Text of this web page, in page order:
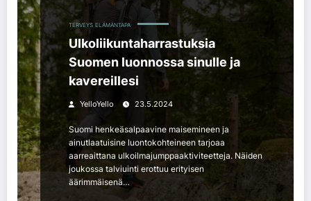
TERVEYS ELÄMÄNTAPA
Ulkoliikuntaharrastuksia
Suomen luonnossa sinulle ja
kavereillesi
YelloYello 23.5.2024
Suomi henkeäsalpaavine maisemineen ja
ainutlaatuisine luontokohteineen tarjoaa
aarreaittana ulkoilmajumppaaktiviteetteja. Näiden
joukossa talviuinti erottuu erityisen
äärimmäisenä…